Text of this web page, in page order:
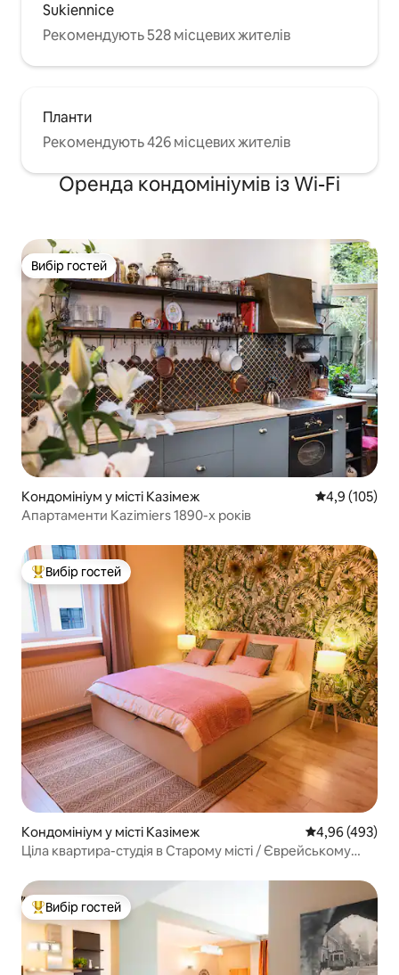
Sukiennice
Рекомендують 528 місцевих жителів
Планти
Рекомендують 426 місцевих жителів
Оренда кондомініумів із Wi-Fi
Вибір гостей
Вибір гостей
Кондомініум у місті Казімеж Середня
4,9 (105)
Апартаменти Kazimiers 1890-х років
Топ вибір гостей
Вибір гостей
Кондомініум у місті Казімеж Середня
4,96 (493)
Ціла квартира-студія в Старому місті / Єврейському
Топ вибір гостей
Вибір гостей